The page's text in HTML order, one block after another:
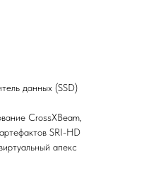
данных (SSD)
CrossXBeam,
SRI-HD
апекс